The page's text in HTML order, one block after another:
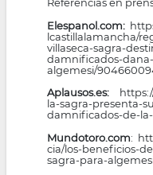
Referencias en
Elespanol.com:
lcastillalamancha/
villaseca-sagra-
damnificados-
algemesi/
Aplausos.es:
la-sagra-presenta-
damnificados-de-
Mundotoro.com:
cia/los-beneficios-
sagra-para-